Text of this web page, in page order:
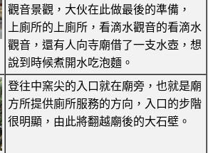
觀音景觀，大伙在此做最後的準備，
上廁所的上廁所，看滴水觀音的看滴水
觀音，還有人向寺廟借了一支水壺，想
說到時候煮開水吃泡麵。
登往中窯尖的入口就在廟旁，也就是廟
方所提供廁所服務的方向，入口的步階
很明顯，由此將翻越廟後的大石壁。